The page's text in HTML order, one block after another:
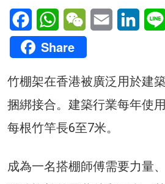
FacebookWhatsAppWeChatEmail
Share
竹棚架在香港被廣泛用於建
捆綁接合。建築行業每年使
每根竹竿長6至7米。
成為一名搭棚師傅需要力量